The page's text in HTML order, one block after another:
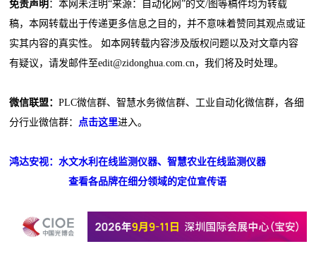
免责声明 ：本网未注明“来源：自动化网”的文/图等稿件均为转载
稿，本网转载出于传递更多信息之目的，并不意味着赞同其观点或证
实其内容的真实性。 如本网转载内容涉及版权问题以及对文章内容
有疑议，请发邮件至edit@zidonghua.com.cn，我们将及时处理。
微信联盟：PLC微信群、智慧水务微信群、工业自动化微信群，各细
分行业微信群： 点击这里进入。
鸿达安视：水文水利在线监测仪器、智慧农业在线监测仪器
查看各品牌在细分领域的定位宣传语